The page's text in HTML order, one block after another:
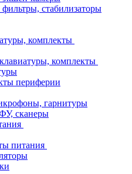
стабилизаторы
комплекты
комплекты
периферии
гарнитуры
сканеры
питания